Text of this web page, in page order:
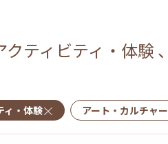
クティビティ・体験 、
ィ・体験 アート・カルチャー